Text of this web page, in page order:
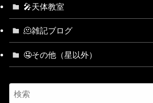
🎤天体教室
🫠雑記ブログ
🤤その他（星以外）